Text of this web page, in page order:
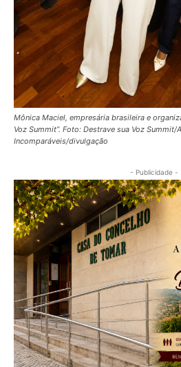
Mônica Maciel, empresária brasileira e
Voz Summit”. Foto: Destrave sua Voz Summit/
Incomparáveis/divulgação
- Publicidade -